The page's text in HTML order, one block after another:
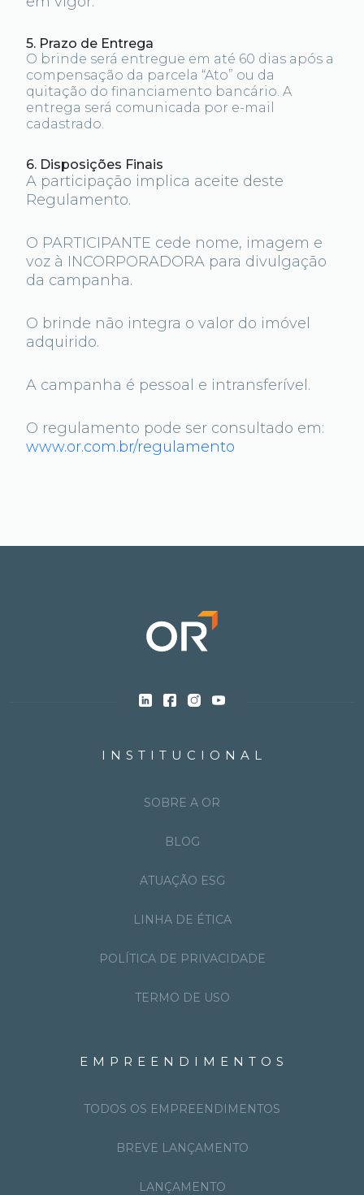
5. Prazo de Entrega
O brinde será entregue em até 60 dias após a
compensação da parcela “Ato” ou da
quitação do financiamento bancário. A
entrega será comunicada por e-mail
cadastrado.
6. Disposições Finais
A participação implica aceite deste
Regulamento.
O PARTICIPANTE cede nome, imagem e
voz à INCORPORADORA para divulgação
da campanha.
O brinde não integra o valor do imóvel
adquirido.
A campanha é pessoal e intransferível.
O regulamento pode ser consultado em:
www.or.com.br/regulamento
INSTITUCIONAL
SOBRE A OR
BLOG
ATUAÇÃO ESG
LINHA DE ÉTICA
POLÍTICA DE PRIVACIDADE
TERMO DE USO
EMPREENDIMENTOS
TODOS OS EMPREENDIMENTOS
BREVE LANÇAMENTO
LANÇAMENTO